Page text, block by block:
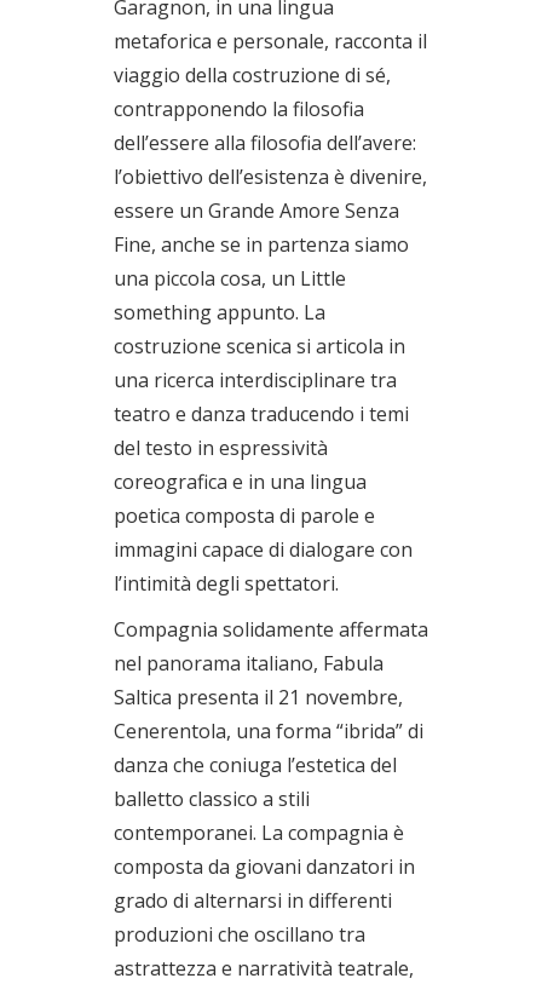
Garagnon, in una lingua
metaforica e personale, racconta il
viaggio della costruzione di sé,
contrapponendo la filosofia
dell’essere alla filosofia dell’avere:
l’obiettivo dell’esistenza è divenire,
essere un Grande Amore Senza
Fine, anche se in partenza siamo
una piccola cosa, un Little
something appunto. La
costruzione scenica si articola in
una ricerca interdisciplinare tra
teatro e danza traducendo i temi
del testo in espressività
coreografica e in una lingua
poetica composta di parole e
immagini capace di dialogare con
l’intimità degli spettatori.
Compagnia solidamente affermata
nel panorama italiano, Fabula
Saltica presenta il 21 novembre,
Cenerentola, una forma “ibrida” di
danza che coniuga l’estetica del
balletto classico a stili
contemporanei. La compagnia è
composta da giovani danzatori in
grado di alternarsi in differenti
produzioni che oscillano tra
astrattezza e narratività teatrale,